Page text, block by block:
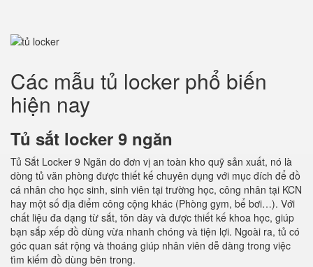
Các mẫu tủ locker phổ biến
hiện nay
Tủ sắt locker 9 ngăn
Tủ Sắt Locker 9 Ngăn do đơn vị an toàn kho quỹ sản xuất, nó là
dòng tủ văn phòng được thiết kế chuyên dụng với mục đích để đồ
cá nhân cho học sinh, sinh viên tại trường học, công nhân tại KCN
hay một số địa điểm công cộng khác (Phòng gym, bể bơi…). Với
chất liệu đa dạng từ sắt, tôn dày và được thiết kế khoa học, giúp
bạn sắp xếp đồ dùng vừa nhanh chóng và tiện lợi. Ngoài ra, tủ có
góc quan sát rộng và thoáng giúp nhân viên dễ dàng trong việc
tìm kiếm đồ dùng bên trong.